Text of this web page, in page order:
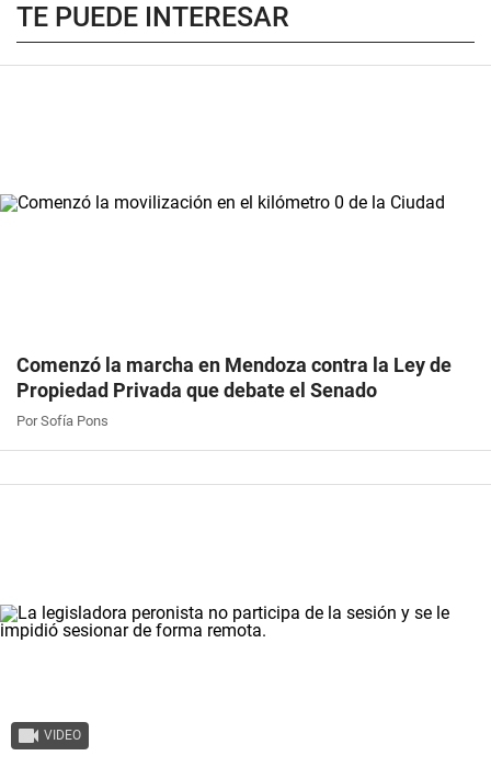
TE PUEDE INTERESAR
Comenzó la marcha en Mendoza contra la Ley de
Propiedad Privada que debate el Senado
Por Sofía Pons
VIDEO